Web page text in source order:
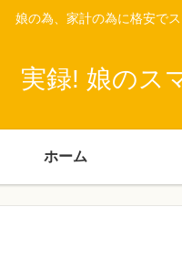
娘の為、家計の為に格安で
実録! 娘のス
ホーム